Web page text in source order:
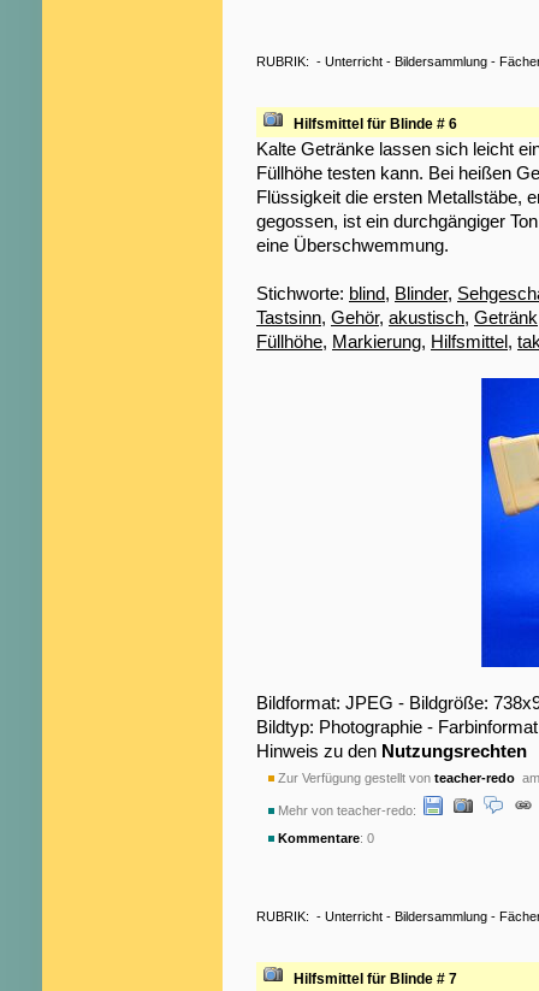
RUBRIK: - Unterricht - Bildersammlung -
Hilfsmittel für Blinde # 6
Kalte Getränke lassen sich leicht
Füllhöhe testen kann. Bei heißen
Flüssigkeit die ersten Metallstäbe,
gegossen, ist ein durchgängiger
eine Überschwemmung.
Stichworte: blind, Blinder,
Tastsinn, Gehör, akustisch, Getränk
Füllhöhe, Markierung, Hilfsmittel,
Bildformat: JPEG - Bildgröße:
Bildtyp: Photographie -
Hinweis zu den Nutzungsrechten
Zur Verfügung gestellt von teacher-redo
Mehr von teacher-redo:
Kommentare: 0
RUBRIK: - Unterricht - Bildersammlung -
Hilfsmittel für Blinde # 7